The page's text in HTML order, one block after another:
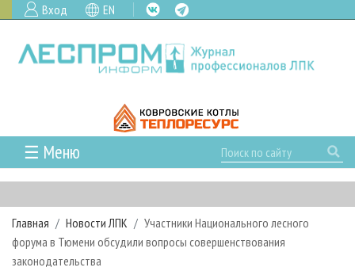
Вход EN
☰ Меню
ГЛАВНАЯ
РУБРИКИ И ТЕМЫ
РУБРИКИ ЖУРНАЛА
ЛЕСНОЕ ХОЗЯЙСТВО
НОВОСТИ
КАЛЕНДАРЬ СОБЫТИЙ
ПРОЕКТЫ ЛПИ
Главная Новости ЛПК
Участники Национального лесного
форума в Тюмени обсудили вопросы совершенствования
законодательства